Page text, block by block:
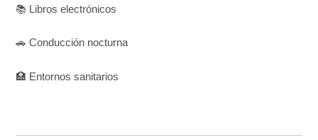
📚 Libros electrónicos
🚗 Conducción nocturna
🏥 Entornos sanitarios